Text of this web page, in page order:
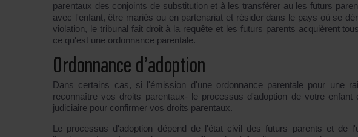
parentaux des conjoints de substitution et à les transférer au les futurs
avec l'enfant, être mariés ou en partenariat et résider dans le pays où se
violation, le tribunal fait droit à la requête et les futurs parents acquièrent
ce qu'est une ordonnance parentale.
Ordonnance d’adoption
Dans certains cas, si l'émission d'une ordonnance parentale pour une
reconnaître vos droits parentaux- le processus d'adoption de votre enfant
judiciaire pour confirmer vos droits parentaux.
Le processus d'adoption dépend de l'état civil des futurs parents et de